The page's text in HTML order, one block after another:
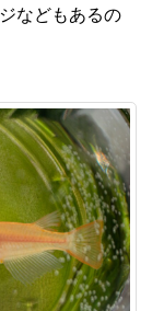
などもあるの